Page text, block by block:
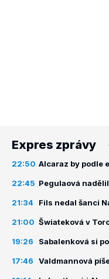
Expres zprávy
22:50 Alcaraz by podle
22:45 Pegulaová
21:34 Fils nedal šanci
21:00 Šwiateková v
19:26 Sabalenková si
17:46 Valdmannová